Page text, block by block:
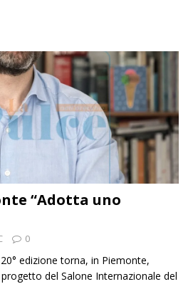
“Adotta uno
0
edizione torna, in Piemonte,
del Salone Internazionale del